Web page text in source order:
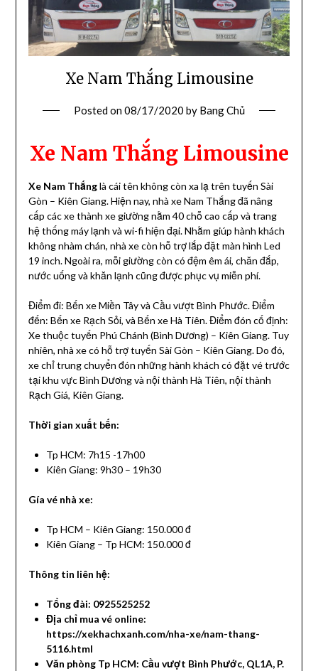
Xe Nam Thắng Limousine
Posted on08/17/2020 by Bang Chủ
Xe Nam Thắng Limousine
Xe Nam Thắnglà cái tên không còn xa lạ trên tuyến Sài
Gòn – Kiên Giang. Hiện nay, nhà xe Nam Thắng đã nâng
cấp các xe thành xe giường nằm 40 chỗ cao cấp và trang
hệ thống máy lạnh và wi-fi hiện đại. Nhằm giúp hành khách
không nhàm chán, nhà xe còn hỗ trợ lắp đặt màn hình Led
19 inch. Ngoài ra, mỗi giường còn có đệm êm ái, chăn đắp,
nước uống và khăn lạnh cũng được phục vụ miễn phí.
Điểm đi: Bến xe Miền Tây và Cầu vượt Bình Phước. Điểm
đến: Bến xe Rạch Sỏi, và Bến xe Hà Tiên. Điểm đón cố định:
Xe thuộc tuyến Phú Chánh (Bình Dương) – Kiên Giang. Tuy
nhiên, nhà xe có hỗ trợ tuyến Sài Gòn – Kiên Giang. Do đó,
xe chỉ trung chuyển đón những hành khách có đặt vé trước
tại khu vực Bình Dương và nội thành Hà Tiên, nội thành
Rạch Giá, Kiên Giang.
Thời gian xuất bến:
Tp HCM: 7h15 -17h00
Kiên Giang: 9h30 – 19h30
Gía vé nhà xe:
Tp HCM – Kiên Giang: 150.000 đ
Kiên Giang – Tp HCM: 150.000 đ
Thông tin liên hệ:
Tổng đài: 0925525252
Địa chỉ mua vé online:
https://xekhachxanh.com/nha-xe/nam-thang-
5116.html
Văn phòng Tp HCM: Cầu vượt Bình Phước, QL1A, P.